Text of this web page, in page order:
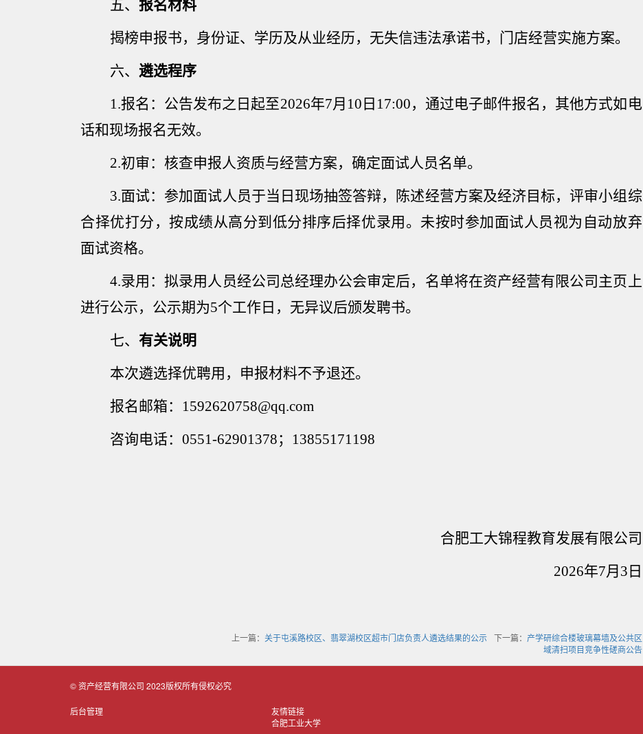
五、 报名材料
揭榜申报书，身份证、学历及从业经历，无失信违法承诺书，门店经营实施方案。
六、 遴选程序
1.报名：公告发布之日起至2026年7月 10 日 17:00，通过电子邮件报名，其他方式如电
话和现场报名无效。
2.初审：核查申报人资质与经营方案，确定面试人员名单。
3.面试：参加面试人员于当日现场抽签答辩，陈述经营方案及经济目标，评审小组综
合择优打分，按成绩从高分到低分排序后择优录用。未按时参加面试人员视为自动放弃
面试资格。
4.录用：拟录用人员经公司总经理办公会审定后，名单将在资产经营有限公司主页上
进行公示，公示期为5个工作日，无异议后颁发聘书。
七、 有关说明
本次遴选择优聘用，申报材料不予退还。
报名邮箱： 1592620758@qq.com
咨询电话： 0551-62901378； 13855171198
合肥工大锦程教育发展有限公司
2026年7月 3 日
上一篇： 关于屯溪路校区、翡翠湖校区超市门店负责人遴选结果的公示 下一篇： 产学研综合楼玻璃幕墙及公共区
域清扫项目竞争性磋商公告
© 资产经营有限公司 2023版权所有侵权必究
后台管理
友情链接
合肥工业大学